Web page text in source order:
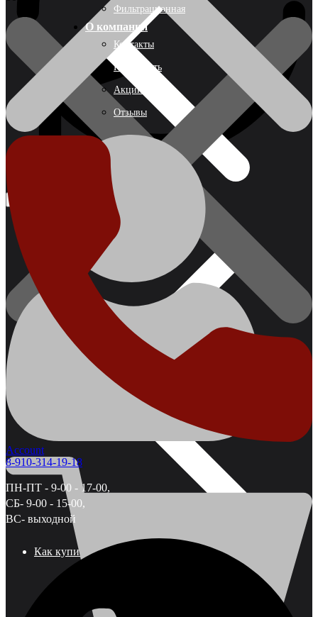
Как купить
Cart
Account
Фильтрационная
О компании
Контакты
Как купить
Акции
Отзывы
8-910-314-19-18
ПН-ПТ - 9-00 - 17-00,
СБ- 9-00 - 15-00,
ВС- выходной